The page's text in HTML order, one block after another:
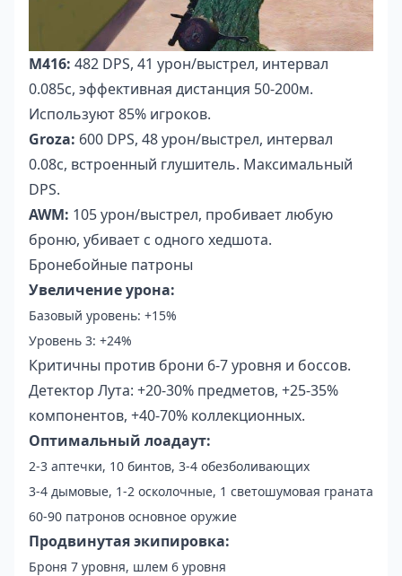
M416: 482 DPS, 41 урон/выстрел, интервал
0.085с, эффективная дистанция 50-200м.
Используют 85% игроков.
Groza: 600 DPS, 48 урон/выстрел, интервал
0.08с, встроенный глушитель. Максимальный
DPS.
AWM: 105 урон/выстрел, пробивает любую
броню, убивает с одного хедшота.
Бронебойные патроны
Увеличение урона:
Базовый уровень: +15%
Уровень 3: +24%
Критичны против брони 6-7 уровня и боссов.
Детектор Лута: +20-30% предметов, +25-35%
компонентов, +40-70% коллекционных.
Оптимальный лоадаут:
2-3 аптечки, 10 бинтов, 3-4 обезболивающих
3-4 дымовые, 1-2 осколочные, 1 светошумовая граната
60-90 патронов основное оружие
Продвинутая экипировка:
Броня 7 уровня, шлем 6 уровня